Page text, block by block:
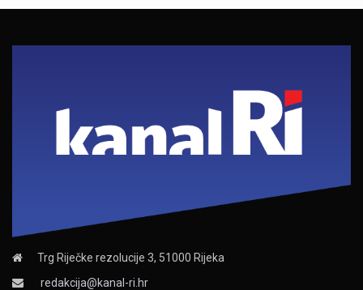
Trg Riječke rezolucije 3, 51000 Rijeka
redakcija@kanal-ri.hr